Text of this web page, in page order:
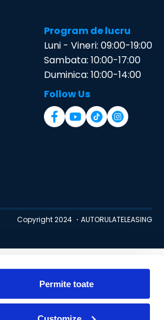
Permite toate
Program de lucru
Luni - Vineri: 09:00-19:00
Sambata: 10:00-17:00
Duminica: 10:00-14:00
Follow Us
Copyright 2024 ・AUTORULATELEASING